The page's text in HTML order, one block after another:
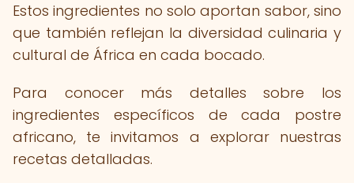
Estos ingredientes no solo aportan sabor, sino
que también reflejan la diversidad culinaria y
cultural de África en cada bocado.
Para conocer más detalles sobre los
ingredientes específicos de cada postre
africano, te invitamos a explorar nuestras
recetas detalladas.